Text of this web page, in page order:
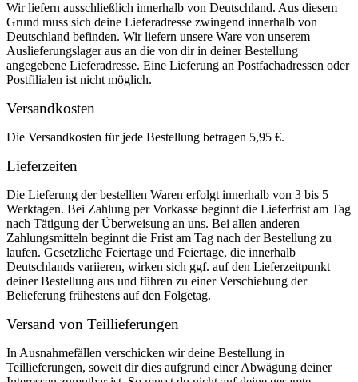
Wir liefern ausschließlich innerhalb von Deutschland. Aus diesem
Grund muss sich deine Lieferadresse zwingend innerhalb von
Deutschland befinden. Wir liefern unsere Ware von unserem
Auslieferungslager aus an die von dir in deiner Bestellung
angegebene Lieferadresse. Eine Lieferung an Postfachadressen oder
Postfilialen ist nicht möglich.
Versandkosten
Die Versandkosten für jede Bestellung betragen 5,95 €.
Lieferzeiten
Die Lieferung der bestellten Waren erfolgt innerhalb von 3 bis 5
Werktagen. Bei Zahlung per Vorkasse beginnt die Lieferfrist am Tag
nach Tätigung der Überweisung an uns. Bei allen anderen
Zahlungsmitteln beginnt die Frist am Tag nach der Bestellung zu
laufen. Gesetzliche Feiertage und Feiertage, die innerhalb
Deutschlands variieren, wirken sich ggf. auf den Lieferzeitpunkt
deiner Bestellung aus und führen zu einer Verschiebung der
Belieferung frühestens auf den Folgetag.
Versand von Teillieferungen
In Ausnahmefällen verschicken wir deine Bestellung in
Teillieferungen, soweit dir dies aufgrund einer Abwägung deiner